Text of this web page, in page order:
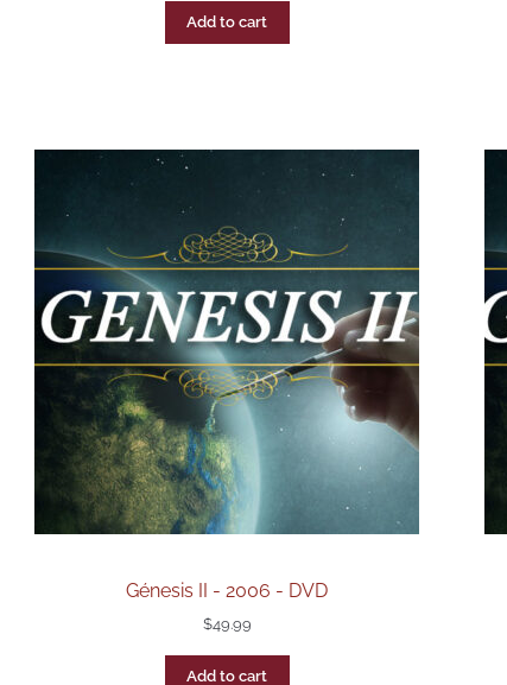
Add to cart
Génesis II - 2006 - DVD
$49.99
Add to cart